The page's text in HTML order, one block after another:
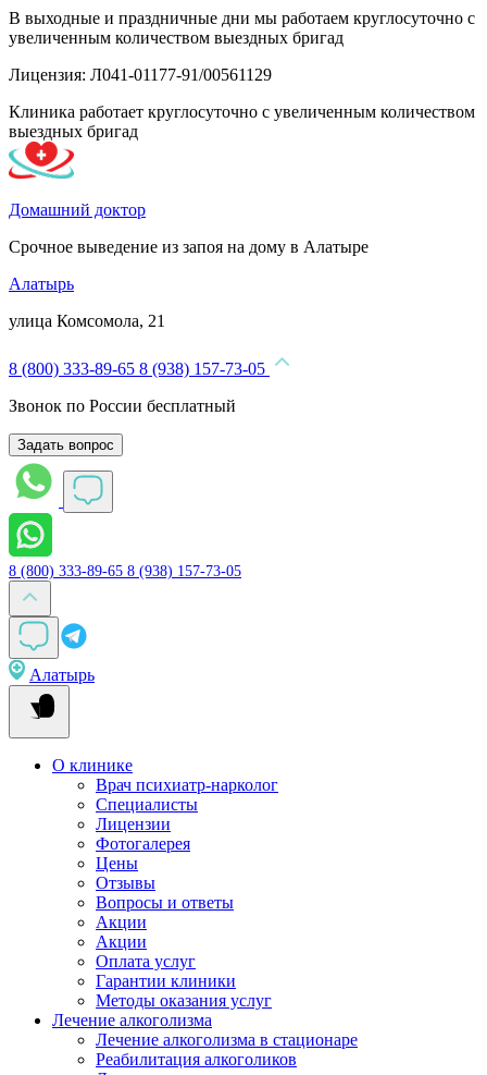
В выходные и праздничные дни мы работаем круглосуточно с
увеличенным количеством выездных бригад
Лицензия: Л041-01177-91/00561129
Клиника работает круглосуточно с увеличенным количеством
выездных бригад
Домашний доктор
Срочное выведение из запоя на дому в Алатыре
Алатырь
улица Комсомола, 21
8 (800) 333-89-65 8 (938) 157-73-05
Звонок по России бесплатный
Задать вопрос
8 (800) 333-89-65 8 (938) 157-73-05
Алатырь
О клинике
Врач психиатр-нарколог
Специалисты
Лицензии
Фотогалерея
Цены
Отзывы
Вопросы и ответы
Акции
Акции
Оплата услуг
Гарантии клиники
Методы оказания услуг
Лечение алкоголизма
Лечение алкоголизма в стационаре
Реабилитация алкоголиков